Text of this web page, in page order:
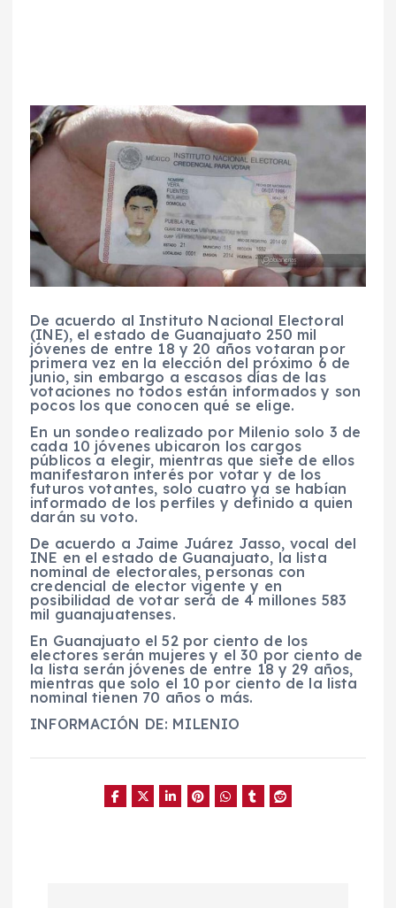
De acuerdo al Instituto Nacional Electoral
(INE), el estado de Guanajuato 250 mil
jóvenes de entre 18 y 20 años votaran por
primera vez en la elección del próximo 6 de
junio, sin embargo a escasos días de las
votaciones no todos están informados y son
pocos los que conocen qué se elige.
En un sondeo realizado por Milenio solo 3 de
cada 10 jóvenes ubicaron los cargos
públicos a elegir, mientras que siete de ellos
manifestaron interés por votar y de los
futuros votantes, solo cuatro ya se habían
informado de los perfiles y definido a quien
darán su voto.
De acuerdo a Jaime Juárez Jasso, vocal del
INE en el estado de Guanajuato, la lista
nominal de electorales, personas con
credencial de elector vigente y en
posibilidad de votar será de 4 millones 583
mil guanajuatenses.
En Guanajuato el 52 por ciento de los
electores serán mujeres y el 30 por ciento de
la lista serán jóvenes de entre 18 y 29 años,
mientras que solo el 10 por ciento de la lista
nominal tienen 70 años o más.
INFORMACIÓN DE: MILENIO